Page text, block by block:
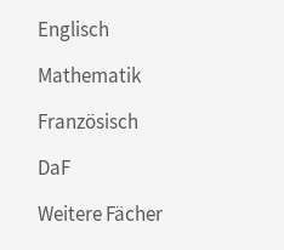
Englisch
Mathematik
Französisch
DaF
Weitere Fächer